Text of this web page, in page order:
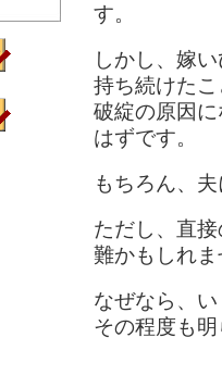
す。
しかし、嫁
持ち続けた
破綻の原因
はずです。
もちろん、
ただし、直
難かもしれ
なぜなら、
その程度も